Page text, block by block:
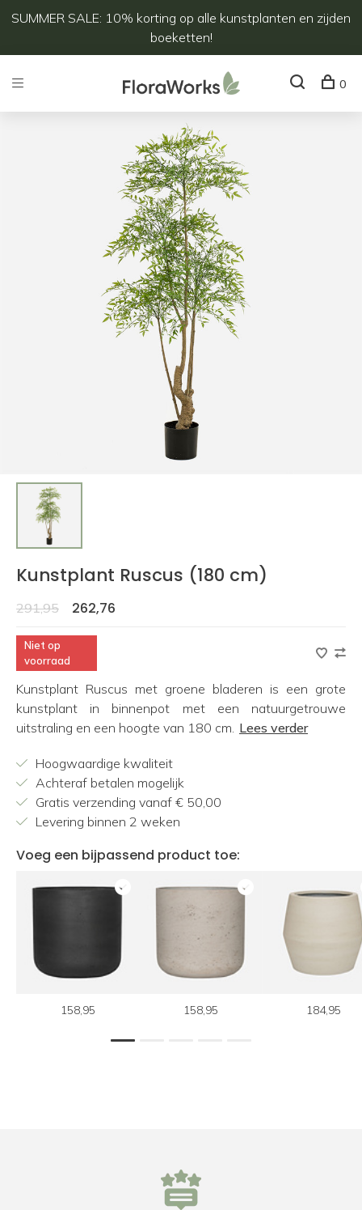
SUMMER SALE: 10% korting op alle kunstplanten en zijden
boeketten!
0
Kunstplant Ruscus (180 cm)
291,95 262,76
Niet op
voorraad
Kunstplant Ruscus met groene bladeren is een grote
kunstplant in binnenpot met een natuurgetrouwe
uitstraling en een hoogte van 180 cm. Lees verder
Hoogwaardige kwaliteit
Achteraf betalen mogelijk
Gratis verzending vanaf € 50,00
Levering binnen 2 weken
Voeg een bijpassend product toe:
158,95 158,95 184,95
1